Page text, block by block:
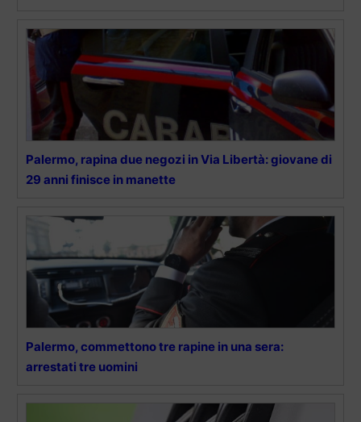
Palermo, rapina due negozi in Via Libertà: giovane di
29 anni finisce in manette
Palermo, commettono tre rapine in una sera:
arrestati tre uomini